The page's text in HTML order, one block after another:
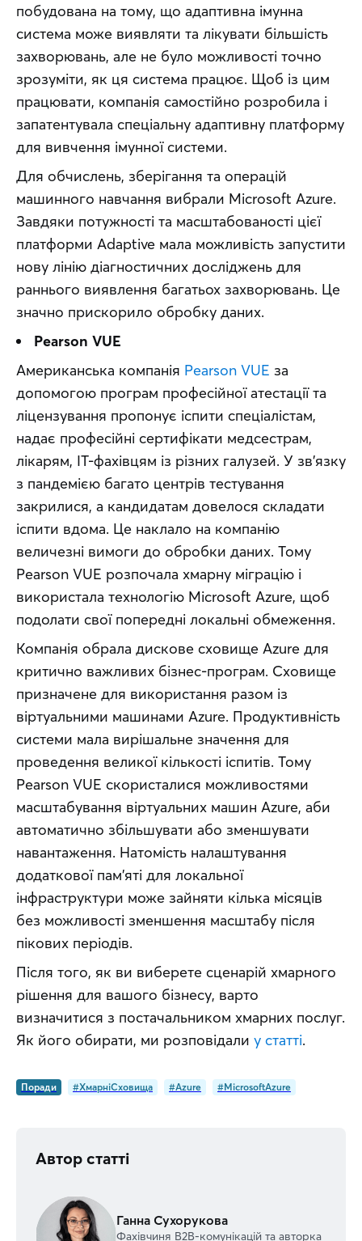
побудована на тому, що адаптивна імунна
система може виявляти та лікувати більшість
захворювань, але не було можливості точно
зрозуміти, як ця система працює. Щоб із цим
працювати, компанія самостійно розробила і
запатентувала спеціальну адаптивну платформу
для вивчення імунної системи.
Для обчислень, зберігання та операцій
машинного навчання вибрали Microsoft Azure.
Завдяки потужності та масштабованості цієї
платформи Adaptive мала можливість запустити
нову лінію діагностичних досліджень для
раннього виявлення багатьох захворювань. Це
значно прискорило обробку даних.
Pearson VUE
Американська компанія Pearson VUE за
допомогою програм професійної атестації та
ліцензування пропонує іспити спеціалістам,
надає професійні сертифікати медсестрам,
лікарям, ІТ-фахівцям із різних галузей. У зв’язку
з пандемією багато центрів тестування
закрилися, а кандидатам довелося складати
іспити вдома. Це наклало на компанію
величезні вимоги до обробки даних. Тому
Pearson VUE розпочала хмарну міграцію і
використала технологію Microsoft Azure, щоб
подолати свої попередні локальні обмеження.
Компанія обрала дискове сховище Azure для
критично важливих бізнес-програм. Сховище
призначене для використання разом із
віртуальними машинами Azure. Продуктивність
системи мала вирішальне значення для
проведення великої кількості іспитів. Тому
Pearson VUE скористалися можливостями
масштабування віртуальних машин Azure, аби
автоматично збільшувати або зменшувати
навантаження. Натомість налаштування
додаткової пам’яті для локальної
інфраструктури може зайняти кілька місяців
без можливості зменшення масштабу після
пікових періодів.
Після того, як ви виберете сценарій хмарного
рішення для вашого бізнесу, варто
визначитися з постачальником хмарних послуг.
Як його обирати, ми розповідали у статті.
Поради #ХмарніСховища #Azure #MicrosoftAzure
Автор статті
Ганна Сухорукова
Фахівчиня В2В-комунікацій та авторка